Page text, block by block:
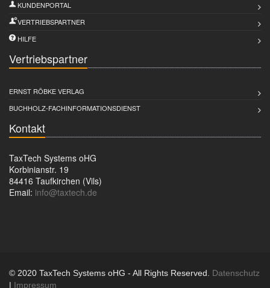
KUNDENPORTAL
VERTRIEBSPARTNER
HILFE
Vertriebspartner
ERNST RÖBKE VERLAG
BUCHHOLZ-FACHINFORMATIONSDIENST
Kontakt
TaxTech Systems oHG
Korbinianstr. 19
84416 Taufkirchen (Vils)
Email: info@taxtech.de
© 2020 TaxTech Systems oHG - All Rights Reserved. Datenschutz
| Impressum